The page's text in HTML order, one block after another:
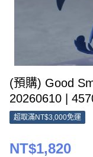
(預購) Good
20260610 |
超取滿NT$3,000免運
NT$1,820